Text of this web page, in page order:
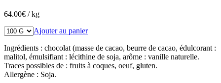
64.00€ / kg
Ajouter au panier
Ingrédients : chocolat (masse de cacao, beurre de cacao, édulcorant :
malitol, émulsifiant : lécithine de soja, arôme : vanille naturelle.
Traces possibles de : fruits à coques, oeuf, gluten.
Allergène : Soja.